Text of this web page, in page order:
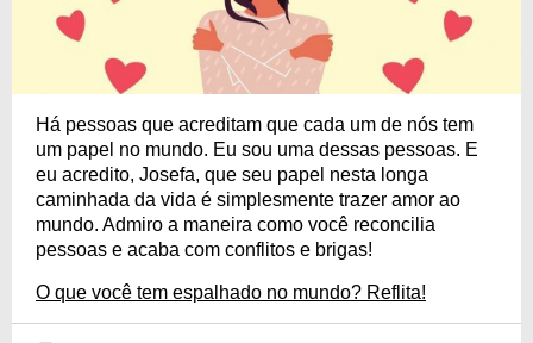
Há pessoas que acreditam que cada um de nós tem
um papel no mundo. Eu sou uma dessas pessoas. E
eu acredito, Josefa, que seu papel nesta longa
caminhada da vida é simplesmente trazer amor ao
mundo. Admiro a maneira como você reconcilia
pessoas e acaba com conflitos e brigas!
O que você tem espalhado no mundo? Reflita!